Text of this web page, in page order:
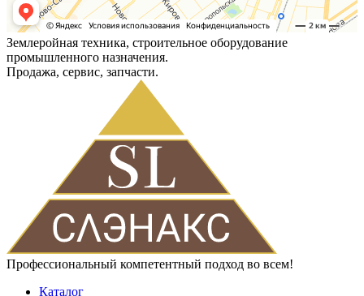
Землеройная техника, строительное оборудование
промышленного назначения.
Продажа, сервис, запчасти.
Профессиональный компетентный подход во всем!
Каталог